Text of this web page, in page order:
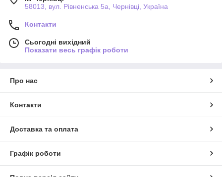
58013, вул. Рівненська 5а, Чернівці, Україна
Контакти
Сьогодні вихідний
Показати весь графік роботи
Про нас
Контакти
Доставка та оплата
Графік роботи